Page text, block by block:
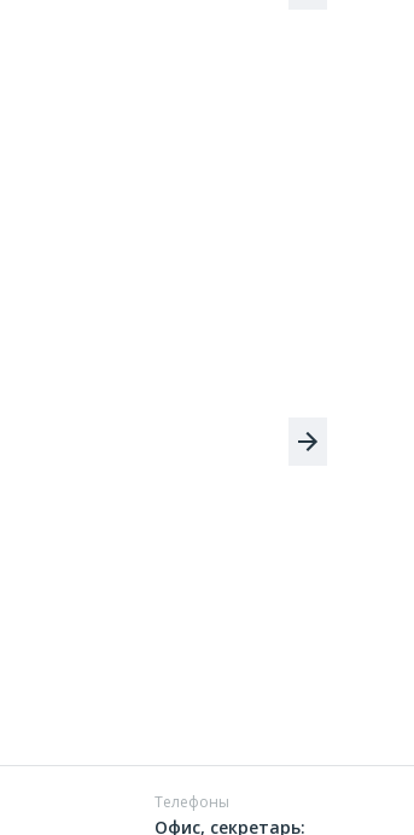
Телефоны
Офис, секретарь: